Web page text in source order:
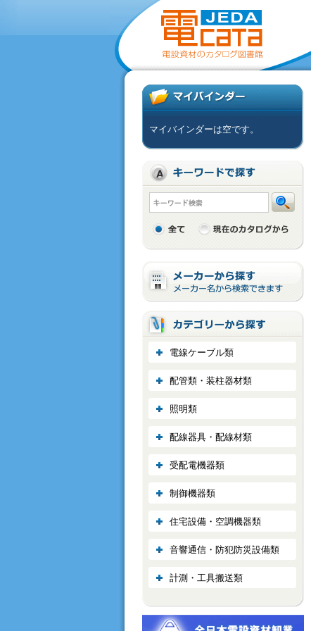
マイバインダーは空です。
電線ケーブル類
配管類・装柱器材類
照明類
配線器具・配線材類
受配電機器類
制御機器類
住宅設備・空調機器類
音響通信・防犯防災設備類
計測・工具搬送類